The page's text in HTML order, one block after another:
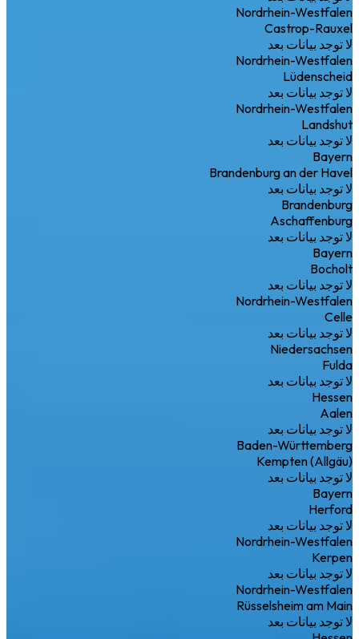
Nordrhein-Westfalen
Castrop-Rauxel
لا توجد بيانات بعد
Nordrhein-Westfalen
Lüdenscheid
لا توجد بيانات بعد
Nordrhein-Westfalen
Landshut
لا توجد بيانات بعد
Bayern
Brandenburg an der Havel
لا توجد بيانات بعد
Brandenburg
Aschaffenburg
لا توجد بيانات بعد
Bayern
Bocholt
لا توجد بيانات بعد
Nordrhein-Westfalen
Celle
لا توجد بيانات بعد
Niedersachsen
Fulda
لا توجد بيانات بعد
Hessen
Aalen
لا توجد بيانات بعد
Baden-Württemberg
Kempten (Allgäu)
لا توجد بيانات بعد
Bayern
Herford
لا توجد بيانات بعد
Nordrhein-Westfalen
Kerpen
لا توجد بيانات بعد
Nordrhein-Westfalen
Rüsselsheim am Main
لا توجد بيانات بعد